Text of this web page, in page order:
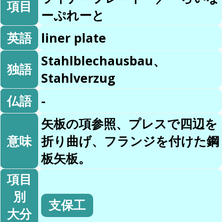
項目
ーぷれーと
英語
liner plate
独語 Stahlblechausbau、
Stahlverzug
仏語 -
意味
矢板の項参照、プレスで四辺を
折り曲げ、フランジを付けた鋼
板矢板。
項目
別
大分
支保工